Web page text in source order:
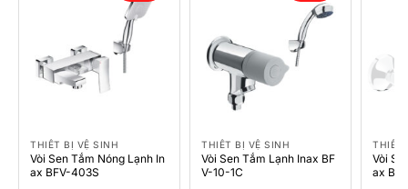
THIẾT BỊ VỆ SINH
Vòi Sen Tắm Nóng Lạnh In
ax BFV-403S
THIẾT BỊ VỆ SINH
Vòi Sen Tắm Lạnh Inax BF
V-10-1C
THIẾT
Vòi
ax